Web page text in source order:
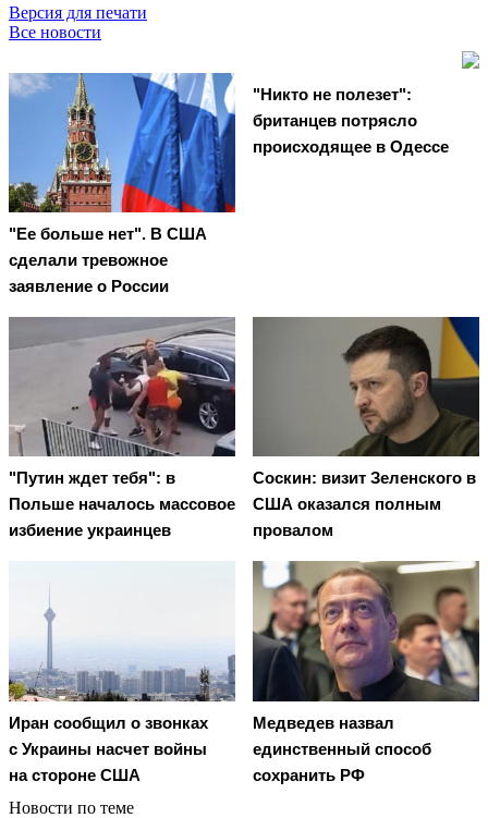
Версия для печати
Все новости
"Ее больше нет". В США
сделали тревожное
заявление о России
"Никто не полезет":
британцев потрясло
происходящее в Одессе
"Путин ждет тебя": в
Польше началось массовое
избиение украинцев
Соскин: визит Зеленского в
США оказался полным
провалом
Иран сообщил о звонках
с Украины насчет войны
на стороне США
Медведев назвал
единственный способ
сохранить РФ
Новости по теме